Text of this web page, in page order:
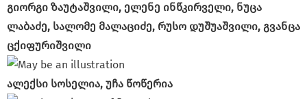
გიორგი ზაუტაშვილი, ელენე ინწკირველი, ნუცა
ლაბაძე, სალომე მალაციძე, რუსო დუშუაშვილი, გვანცა
ცქიფურიშვილი
ალექსი სოსელია, უჩა წოწერია